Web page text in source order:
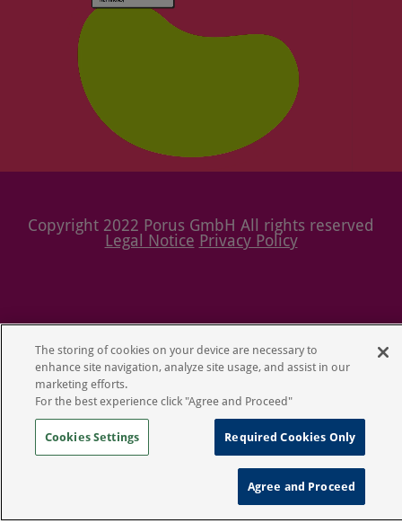
Copyright 2022 Porus GmbH All rights reserved
Legal Notice Privacy Policy
The storing of cookies on your device are necessary to
enhance site navigation, analyze site usage, and assist in our
marketing efforts.
For the best experience click "Agree and Proceed"
Cookies Settings Required Cookies Only
Agree and Proceed